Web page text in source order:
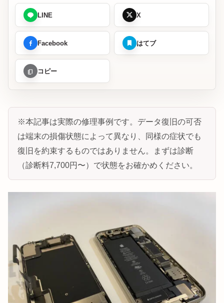
LINE X
Facebook はてブ
コピー
※本記事は実際の修理事例です。データ復旧の可否
は端末の損傷状態によって異なり、同様の症状でも
復旧を約束するものではありません。まずは診断
（診断料7,700円〜）で状態をお確かめください。